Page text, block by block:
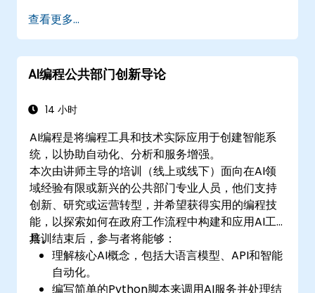
查看更多...
AI编程公共部门创新导论
14 小时
AI编程是将编程工具和技术实际应用于创建智能系
统，以协助自动化、分析和服务增强。
本次由讲师主导的培训（线上或线下）面向在AI领
域经验有限或新兴的公共部门专业人员，他们支持
创新、研究或运营转型，并希望获得实用的编程技
能，以探索如何在政府工作流程中构建和应用AI工
具。
培训结束后，参与者将能够：
理解核心AI概念，包括大语言模型、API和智能
自动化。
编写简单的Python脚本来调用AI服务并处理结